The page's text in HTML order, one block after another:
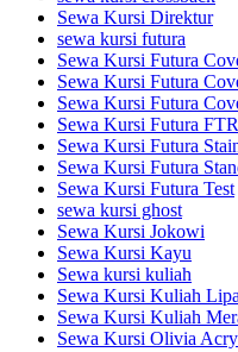
Sewa Kursi Direktur
sewa kursi futura
Sewa Kursi Futura
Sewa Kursi Futura
Sewa Kursi Futura
Sewa Kursi Futura
Sewa Kursi Futura
Sewa Kursi Futura
Sewa Kursi Futura Test
sewa kursi ghost
Sewa Kursi Jokowi
Sewa Kursi Kayu
Sewa kursi kuliah
Sewa Kursi Kuliah
Sewa Kursi Kuliah
Sewa Kursi Olivia